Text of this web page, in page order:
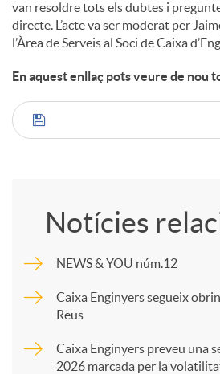
van resoldre tots els dubtes i
directe. L’acte va ser moderat per
l’Àrea de Serveis al Soci de Caixa
En aquest enllaç pots veure de nou
C
p
a
Notícies
NEWS & YOU núm.12
Caixa Enginyers segueix
Reus
Caixa Enginyers preveu una
2026 marcada per la